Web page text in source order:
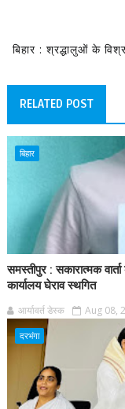
बिहार : श्रद्धालुओं के
RELATED POST
बिहार
समस्तीपुर : सकारात्मक
कार्यालय घेराव स्थगित
आर्यावर्त डेस्क Aug 08,
दरभंगा